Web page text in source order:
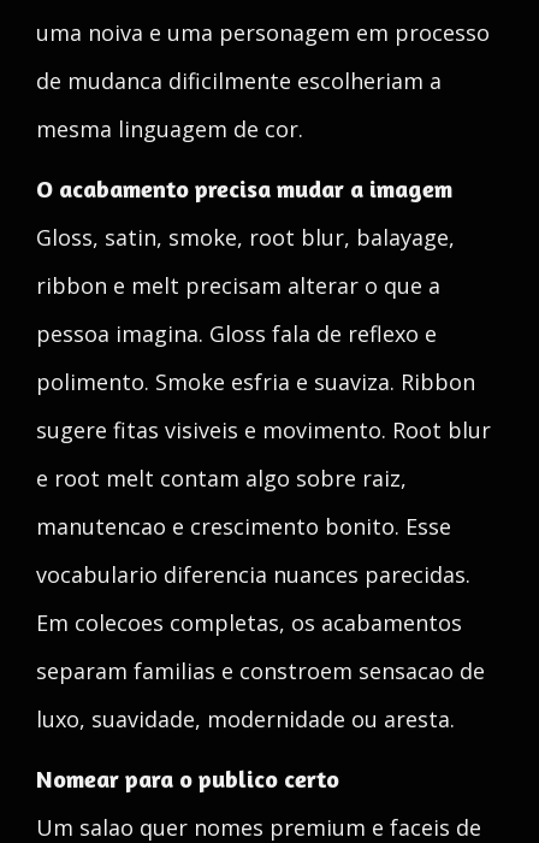
uma noiva e uma personagem em processo
de mudanca dificilmente escolheriam a
mesma linguagem de cor.
O acabamento precisa mudar a imagem
Gloss, satin, smoke, root blur, balayage,
ribbon e melt precisam alterar o que a
pessoa imagina. Gloss fala de reflexo e
polimento. Smoke esfria e suaviza. Ribbon
sugere fitas visiveis e movimento. Root blur
e root melt contam algo sobre raiz,
manutencao e crescimento bonito. Esse
vocabulario diferencia nuances parecidas.
Em colecoes completas, os acabamentos
separam familias e constroem sensacao de
luxo, suavidade, modernidade ou aresta.
Nomear para o publico certo
Um salao quer nomes premium e faceis de